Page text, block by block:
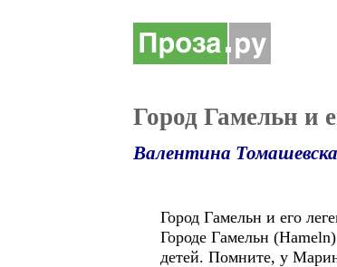
Город Гамельн и
Валентина
Город Гамельн и его
Городе Гамельн
детей. Помните, у